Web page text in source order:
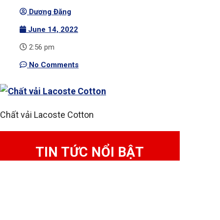
Dương Đặng
June 14, 2022
2:56 pm
No Comments
Chất vải Lacoste Cotton
TIN TỨC NỔI BẬT